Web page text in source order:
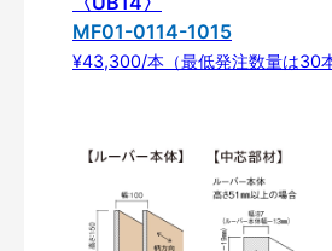
MF01-0114-1015
¥43,300/本（最低発注数量は30本